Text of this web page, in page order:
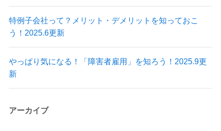
特例子会社って？メリット・デメリットを知っておこ
う！2025.6更新
やっぱり気になる！「障害者雇用」を知ろう！2025.9更
新
アーカイブ